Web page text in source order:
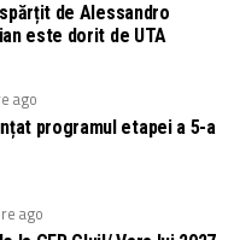
de Alessandro
este dorit de UTA
ago
programul etapei a 5-a
ago